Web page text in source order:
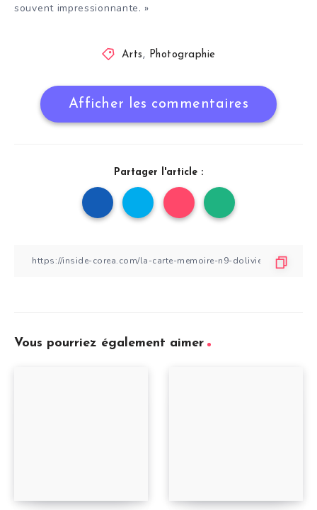
souvent impressionnante. »
Arts , Photographie
Afficher les commentaires
Partager l'article :
Vous pourriez également aimer